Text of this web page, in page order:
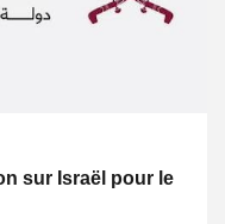
sur Israël pour le